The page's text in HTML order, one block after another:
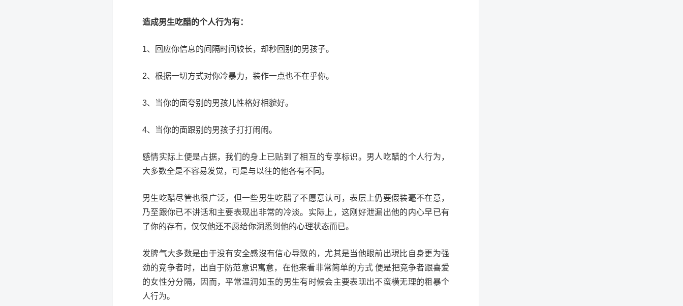
造成男生吃醋的个人行为有：
1、回应你信息的间隔时间较长，却秒回别的男孩子。
2、根据一切方式对你冷暴力，装作一点也不在乎你。
3、当你的面夸别的男孩儿性格好相貌好。
4、当你的面跟别的男孩子打打闹闹。
感情实际上便是占据，我们的身上已贴到了相互的专享标识。男人吃醋的个人行为，
大多数全是不容易发觉，可是与以往的他各有不同。
男生吃醋尽管也很广泛，但一些男生吃醋了不愿意认可，表层上仍要假装毫不在意，
乃至跟你已不讲话和主要表现出非常的冷淡。实际上，这刚好泄漏出他的内心早已有
了你的存有，仅仅他还不愿给你洞悉到他的心理状态而已。
发脾气大多数是由于没有安全感沒有信心导致的，尤其是当他眼前出現比自身更为强
劲的竞争者时，出自于防范意识寓意，在他来看非常简单的方式 便是把竞争者跟喜爱
的女性分分隔，因而，平常温润如玉的男生有时候会主要表现出不蛮横无理的粗暴个
人行为。